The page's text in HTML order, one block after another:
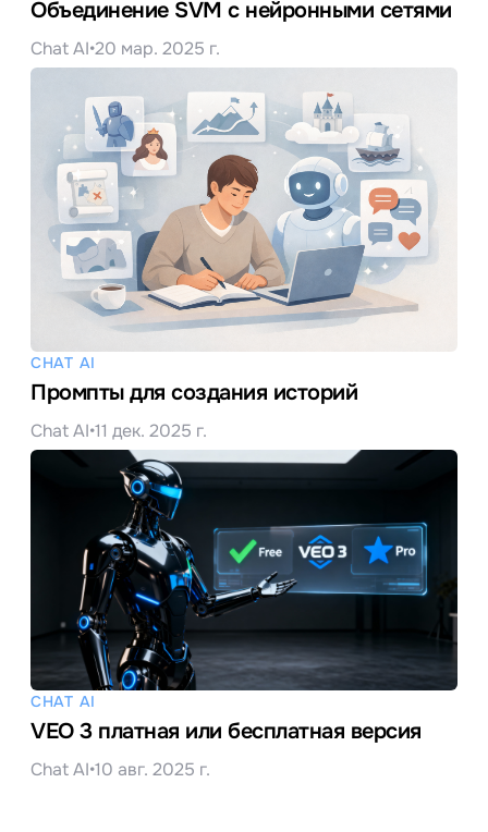
Объединение SVM с нейронными сетями
Chat AI•20 мар. 2025 г.
CHAT AI
Промпты для создания историй
Chat AI•11 дек. 2025 г.
CHAT AI
VEO 3 платная или бесплатная версия
Chat AI•10 авг. 2025 г.